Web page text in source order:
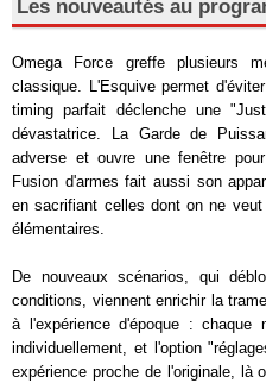
Les nouveautés au
Omega Force greffe plusieurs
classique. L'Esquive permet
timing parfait déclenche une
dévastatrice. La Garde de
adverse et ouvre une fenêtre
Fusion d'armes fait aussi son
en sacrifiant celles dont on ne
élémentaires.
De nouveaux scénarios, qui
conditions, viennent enrichir la
à l'expérience d'époque : chaque
individuellement, et l'option
expérience proche de l'originale, là